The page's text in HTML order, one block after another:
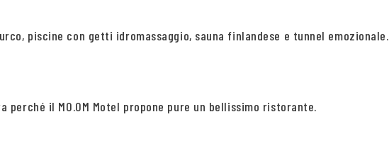
piscine con getti idromassaggio, sauna finlandese e tunnel emozionale.
il MO.OM Motel propone pure un bellissimo ristorante.